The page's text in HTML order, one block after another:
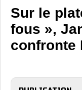
Sur le
fous »,
confronte